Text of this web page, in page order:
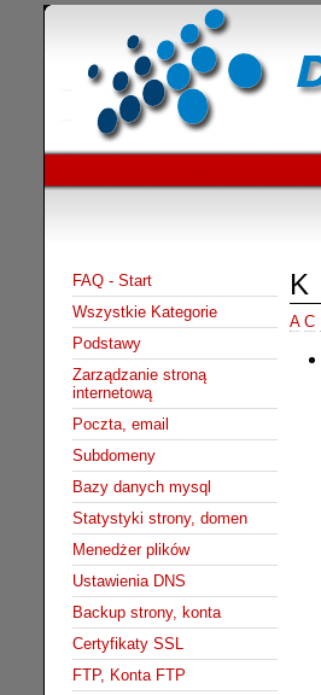
FAQ - Start
Wszystkie Kategorie
Podstawy
Zarządzanie stroną
internetową
Poczta, email
Subdomeny
Bazy danych mysql
Statystyki strony, domen
Menedżer plików
Ustawienia DNS
Backup strony, konta
Certyfikaty SSL
FTP, Konta FTP
K
A C